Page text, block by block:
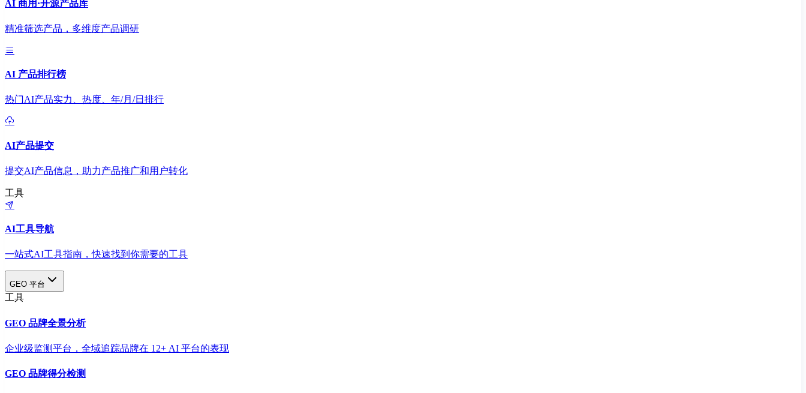
AI 商用·开源产品库
精准筛选产品，多维度产品调研
AI 产品排行榜
热门AI产品实力、热度、年/月/日排行
AI产品提交
提交AI产品信息，助力产品推广和用户转化
工具
AI工具导航
一站式AI工具指南，快速找到你需要的工具
GEO 平台
工具
GEO 品牌全景分析
企业级监测平台，全域追踪品牌在 12+ AI 平台的表现
GEO 品牌得分检测